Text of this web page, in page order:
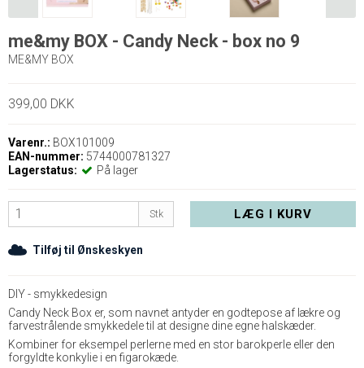
me&my BOX - Candy Neck - box no 9
ME&MY BOX
399,00 DKK
Varenr.: BOX101009
EAN-nummer: 5744000781327
Lagerstatus:
På lager
Stk LÆG I KURV
Tilføj til Ønskeskyen
DIY - smykkedesign
Candy Neck Box er, som navnet antyder en godtepose af lækre og
farvestrålende smykkedele til at designe dine egne halskæder.
Kombiner for eksempel perlerne med en stor barokperle eller den
forgyldte konkylie i en figarokæde.